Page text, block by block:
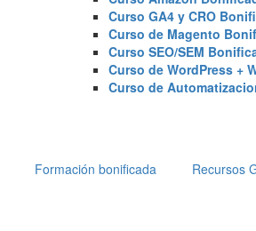
Curso GA4 y CRO
Curso de Magento
Curso SEO/SEM
Curso de WordPress +
Curso de
Formación bonificada Recursos